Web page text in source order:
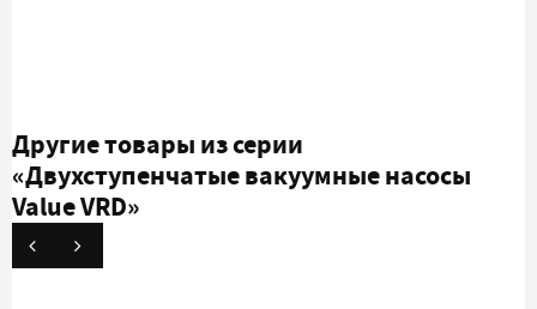
Другие товары из серии
«Двухступенчатые вакуумные насосы
Value VRD»